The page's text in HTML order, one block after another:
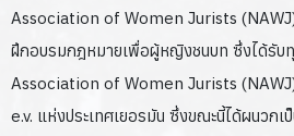
Association of Women Jurists
ฝึกอบรมกฎหมายเพื่อผู้หญิงชนบท ซึ่งได้รับ
Association of Women Jurists
e.v. แห่งประเทศเยอรมัน ซึ่งขณะนี้ได้ผนวก